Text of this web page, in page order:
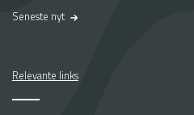
Seneste nyt
Relevante links